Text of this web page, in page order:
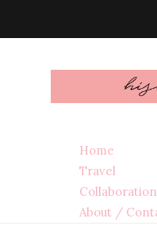
Home
Travel
About /